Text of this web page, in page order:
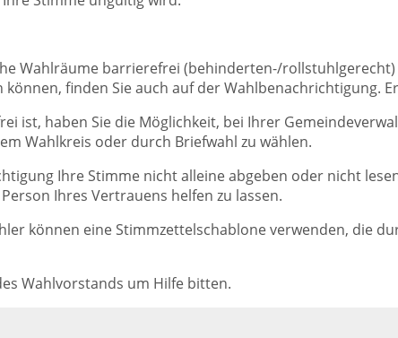
Wahlräume barrierefrei (behinderten-/
finden Sie auch auf der Wahlbenachrichtigung.
ist, haben Sie die Möglichkeit, bei Ihrer
Wahlkreis oder durch Briefwahl zu wählen.
Ihre Stimme nicht alleine abgeben oder nicht
Ihres Vertrauens helfen zu lassen.
können eine Stimmzettelschablone verwenden, die
Wahlvorstands um Hilfe bitten.